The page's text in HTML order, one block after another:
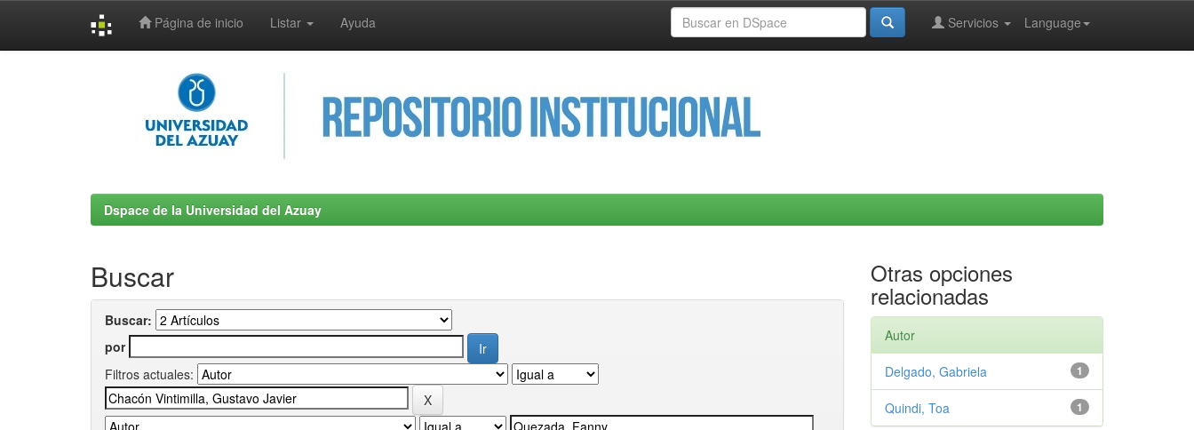
Página de inicio Listar Ayuda Language
Servicios
Dspace de la Universidad del Azuay
Buscar
Buscar:
por
Filtros actuales:
Otras opciones
relacionadas
Autor
1
Delgado, Gabriela
1
Quindi, Toa